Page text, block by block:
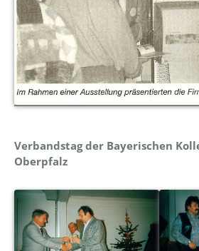
Verbandstag der Bayerischen
Oberpfalz